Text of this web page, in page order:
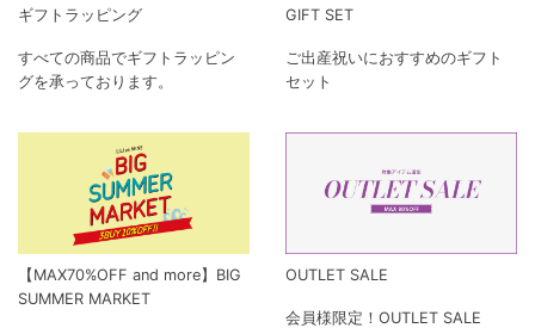
ギフトラッピング
すべての商品でギフトラッピン
グを承っております。
GIFT SET
ご出産祝いにおすすめのギフト
セット
【MAX70%OFF and more】BIG
SUMMER MARKET
OUTLET SALE
会員様限定！OUTLET SALE